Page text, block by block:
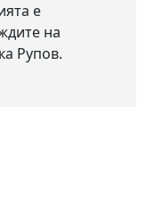
е
на
Рупов.